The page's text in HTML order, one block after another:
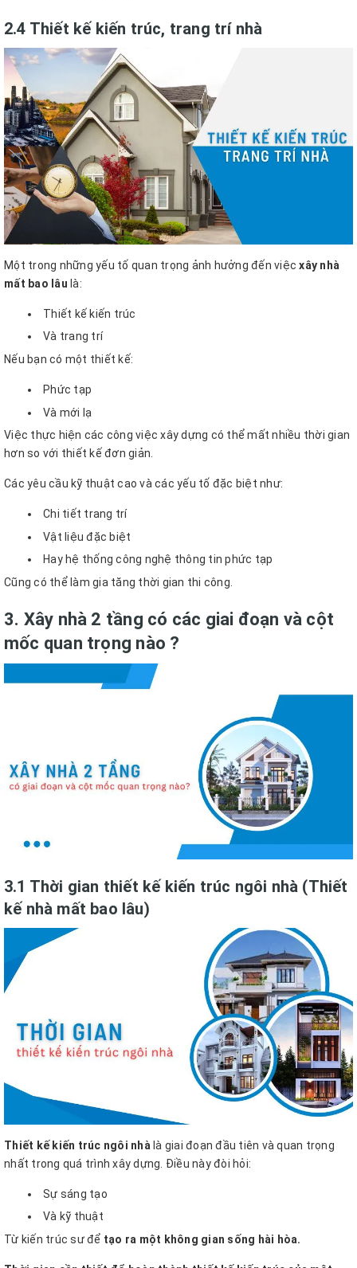
2.4 Thiết kế kiến trúc, trang trí nhà
Một trong những yếu tố quan trọng ảnh hưởng đến việcxây nhà
mất bao lâu là:
Thiết kế kiến trúc
Và trang trí
Nếu bạn có một thiết kế:
Phức tạp
Và mới lạ
Việc thực hiện các công việc xây dựng có thể mất nhiều thời gian
hơn so với thiết kế đơn giản.
Các yêu cầu kỹ thuật cao và các yếu tố đặc biệt như:
Chi tiết trang trí
Vật liệu đặc biệt
Hay hệ thống công nghệ thông tin phức tạp
Cũng có thể làm gia tăng thời gian thi công.
3. Xây nhà 2 tầng có các giai đoạn và cột
mốc quan trọng nào ?
3.1 Thời gian thiết kế kiến trúc ngôi nhà (Thiết
kế nhà mất bao lâu)
Thiết kế kiến trúc ngôi nhà là giai đoạn đầu tiên và quan trọng
nhất trong quá trình xây dựng. Điều này đòi hỏi:
Sự sáng tạo
Và kỹ thuật
Từ kiến trúc sư để tạo ra một không gian sống hài hòa.